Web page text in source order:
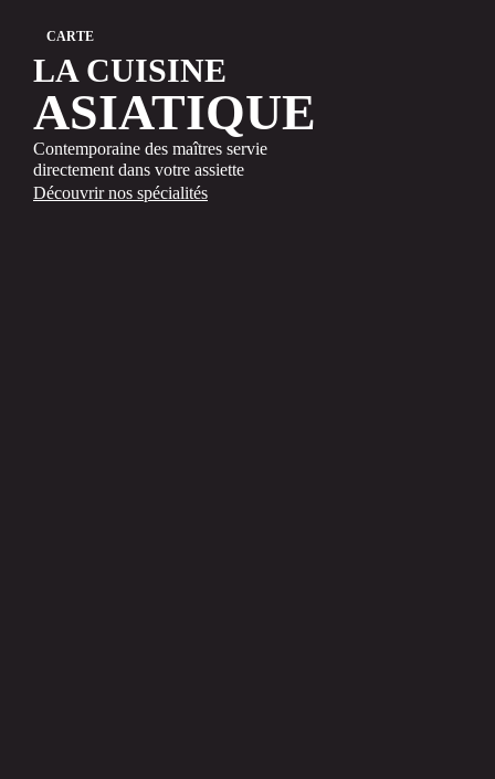
CARTE
LA CUISINE
ASIATIQUE
Contemporaine des maîtres servie
directement dans votre assiette
Découvrir nos spécialités